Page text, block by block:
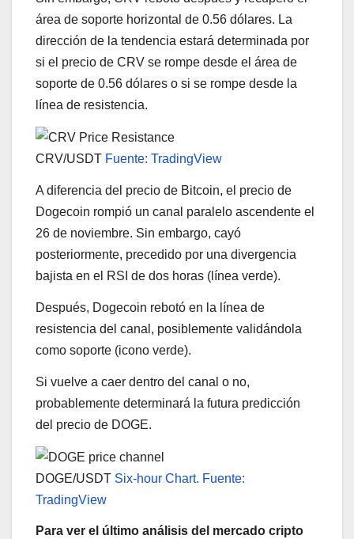
área de soporte horizontal de 0.56 dólares. La
dirección de la tendencia estará determinada por
si el precio de CRV se rompe desde el área de
soporte de 0.56 dólares o si se rompe desde la
línea de resistencia.
CRV/USDT Fuente: TradingView
A diferencia del precio de Bitcoin, el precio de
Dogecoin rompió un canal paralelo ascendente el
26 de noviembre. Sin embargo, cayó
posteriormente, precedido por una divergencia
bajista en el RSI de dos horas (línea verde).
Después, Dogecoin rebotó en la línea de
resistencia del canal, posiblemente validándola
como soporte (icono verde).
Si vuelve a caer dentro del canal o no,
probablemente determinará la futura predicción
del precio de DOGE.
DOGE/USDT Six-hour Chart. Fuente:
TradingView
Para ver el último análisis del mercado cripto